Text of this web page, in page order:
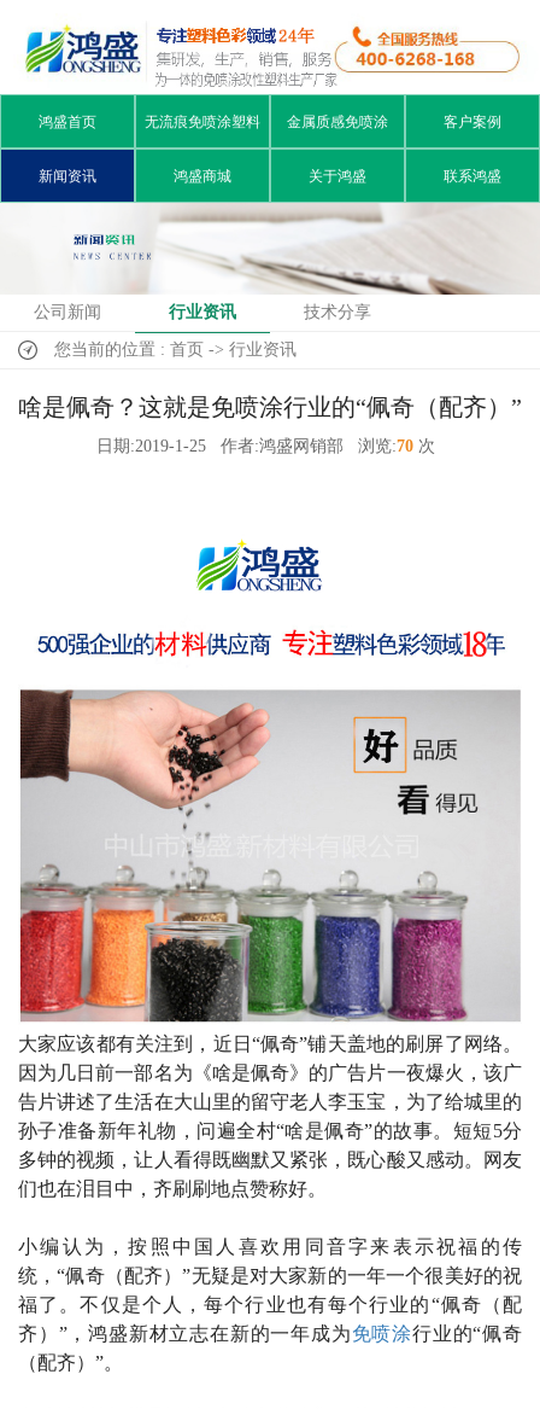
鸿盛首页 无流痕免喷涂塑料 金属质感免喷涂 客户案例
新闻资讯 鸿盛商城 关于鸿盛 联系鸿盛
公司新闻 行业资讯 技术分享
您当前的位置 : 首页 -> 行业资讯
啥是佩奇？这就是免喷涂行业的“佩奇（配齐）”
日期:2019-1-25 作者:鸿盛网销部 浏览:70次
大家应该都有关注到，近日“佩奇”铺天盖地的刷屏了网络。
因为几日前一部名为《啥是佩奇》的广告片一夜爆火，该广
告片讲述了生活在大山里的留守老人李玉宝，为了给城里的
孙子准备新年礼物，问遍全村“啥是佩奇”的故事。短短5分
多钟的视频，让人看得既幽默又紧张，既心酸又感动。网友
们也在泪目中，齐刷刷地点赞称好。
小编认为，按照中国人喜欢用同音字来表示祝福的传
统，“佩奇（配齐）”无疑是对大家新的一年一个很美好的祝
福了。不仅是个人，每个行业也有每个行业的“佩奇（配
齐）”，鸿盛新材立志在新的一年成为免喷涂行业的“佩奇
（配齐）”。